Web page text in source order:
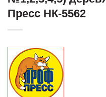
Пресс НК-5562